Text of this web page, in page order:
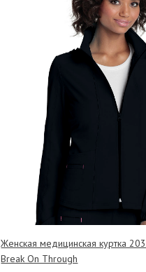
Женская медицинская куртка
Break On Through